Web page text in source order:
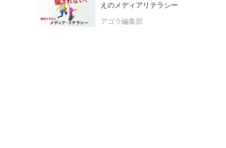
えのメディアリテラシー
アゴラ編集部